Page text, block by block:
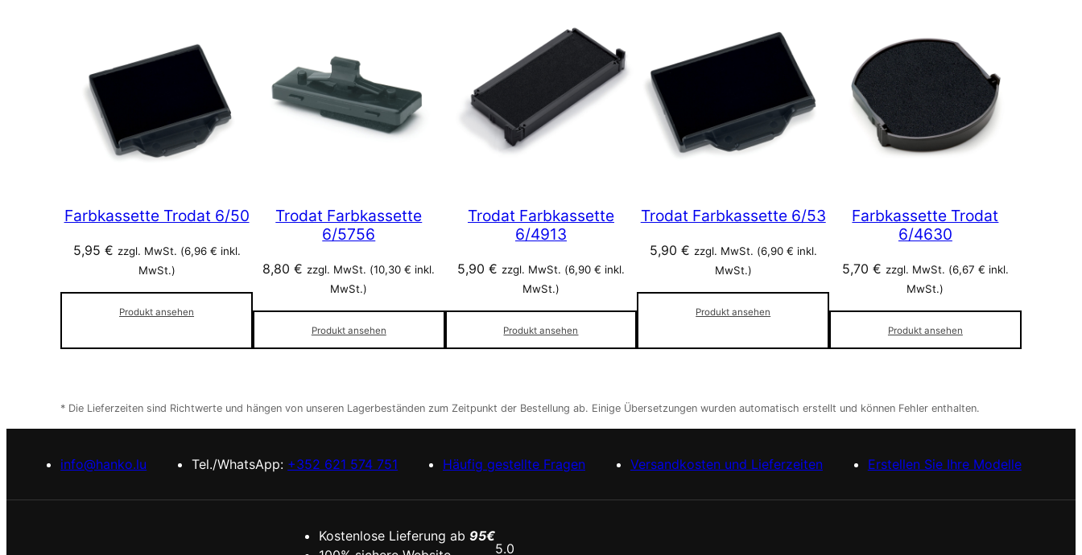
Farbkassette Trodat 6/50
5,95 € zzgl. MwSt. (6,96 € inkl.
MwSt.)
Produkt ansehen
Trodat Farbkassette
6/5756
8,80€ zzgl. MwSt. (10,30€ inkl.
MwSt.)
Produkt ansehen
Trodat Farbkassette
6/4913
5,90 € zzgl. MwSt. (6,90 € inkl.
MwSt.)
Produkt ansehen
Trodat Farbkassette 6/53
5,90 € zzgl. MwSt. (6,90 € inkl.
MwSt.)
Produkt ansehen
Farbkassette Trodat
6/4630
5,70 € zzgl. MwSt. (6,67 € inkl.
MwSt.)
Produkt ansehen
* Die Lieferzeiten sind Richtwerte und hängen von unseren Lagerbeständen zum Zeitpunkt der Bestellung ab. Einige Übersetzungen wurden automatisch erstellt und können Fehler enthalten.
info@hanko.lu Tel./WhatsApp: +352 621 574 751 Häufig gestellte Fragen Versandkosten und Lieferzeiten Erstellen Sie Ihre Modelle
Kostenlose Lieferung ab 95€
5.0